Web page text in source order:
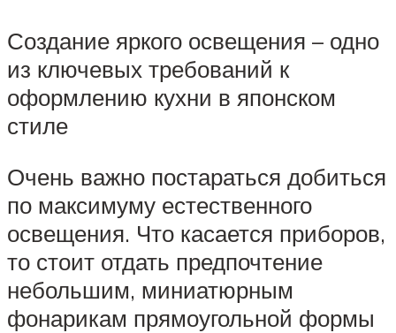
Создание яркого освещения – одно
из ключевых требований к
оформлению кухни в японском
стиле
Очень важно постараться добиться
по максимуму естественного
освещения. Что касается приборов,
то стоит отдать предпочтение
небольшим, миниатюрным
фонарикам прямоугольной формы